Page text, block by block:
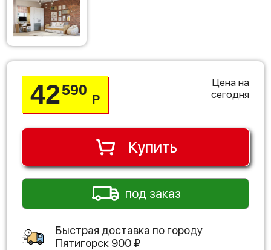
42590
Р
Цена на
сегодня
Купить
под заказ
Быстрая доставка по городу
Пятигорск 900 ₽